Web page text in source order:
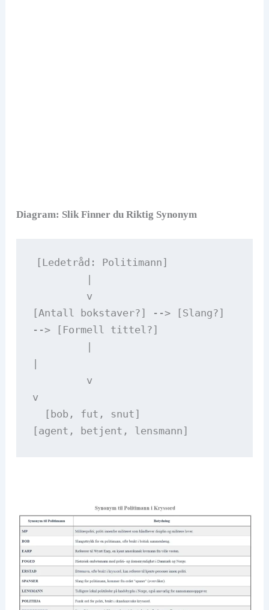
Diagram: Slik Finner du Riktig Synonym
[Ledetråd: Politimann]
         v
[Antall bokstaver?] --> [Slang?]
--> [Formell tittel?]
v
[agent, betjent, lensmann]